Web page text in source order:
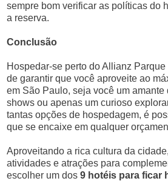
sempre bom verificar as políticas do
a reserva.
Conclusão
Hospedar-se perto do Allianz
de garantir que você aproveite ao
em São Paulo, seja você um amante
shows ou apenas um curioso
tantas opções de hospedagem, é
que se encaixe em qualquer
Aproveitando a rica cultura da
atividades e atrações para
escolher um dos9 hotéis para ficar